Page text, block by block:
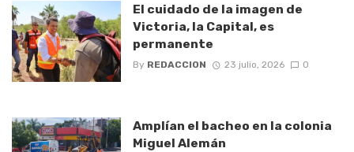
El cuidado de la imagen de
Victoria, la Capital, es
permanente
By REDACCION 23 julio, 2026 0
Amplían el bacheo en la colonia
Miguel Alemán